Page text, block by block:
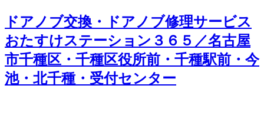
ドアノブ交換・ドアノブ修理サービス
おたすけステーション３６５／名古屋
市千種区・千種区役所前・千種駅前・今
池・北千種・受付センター